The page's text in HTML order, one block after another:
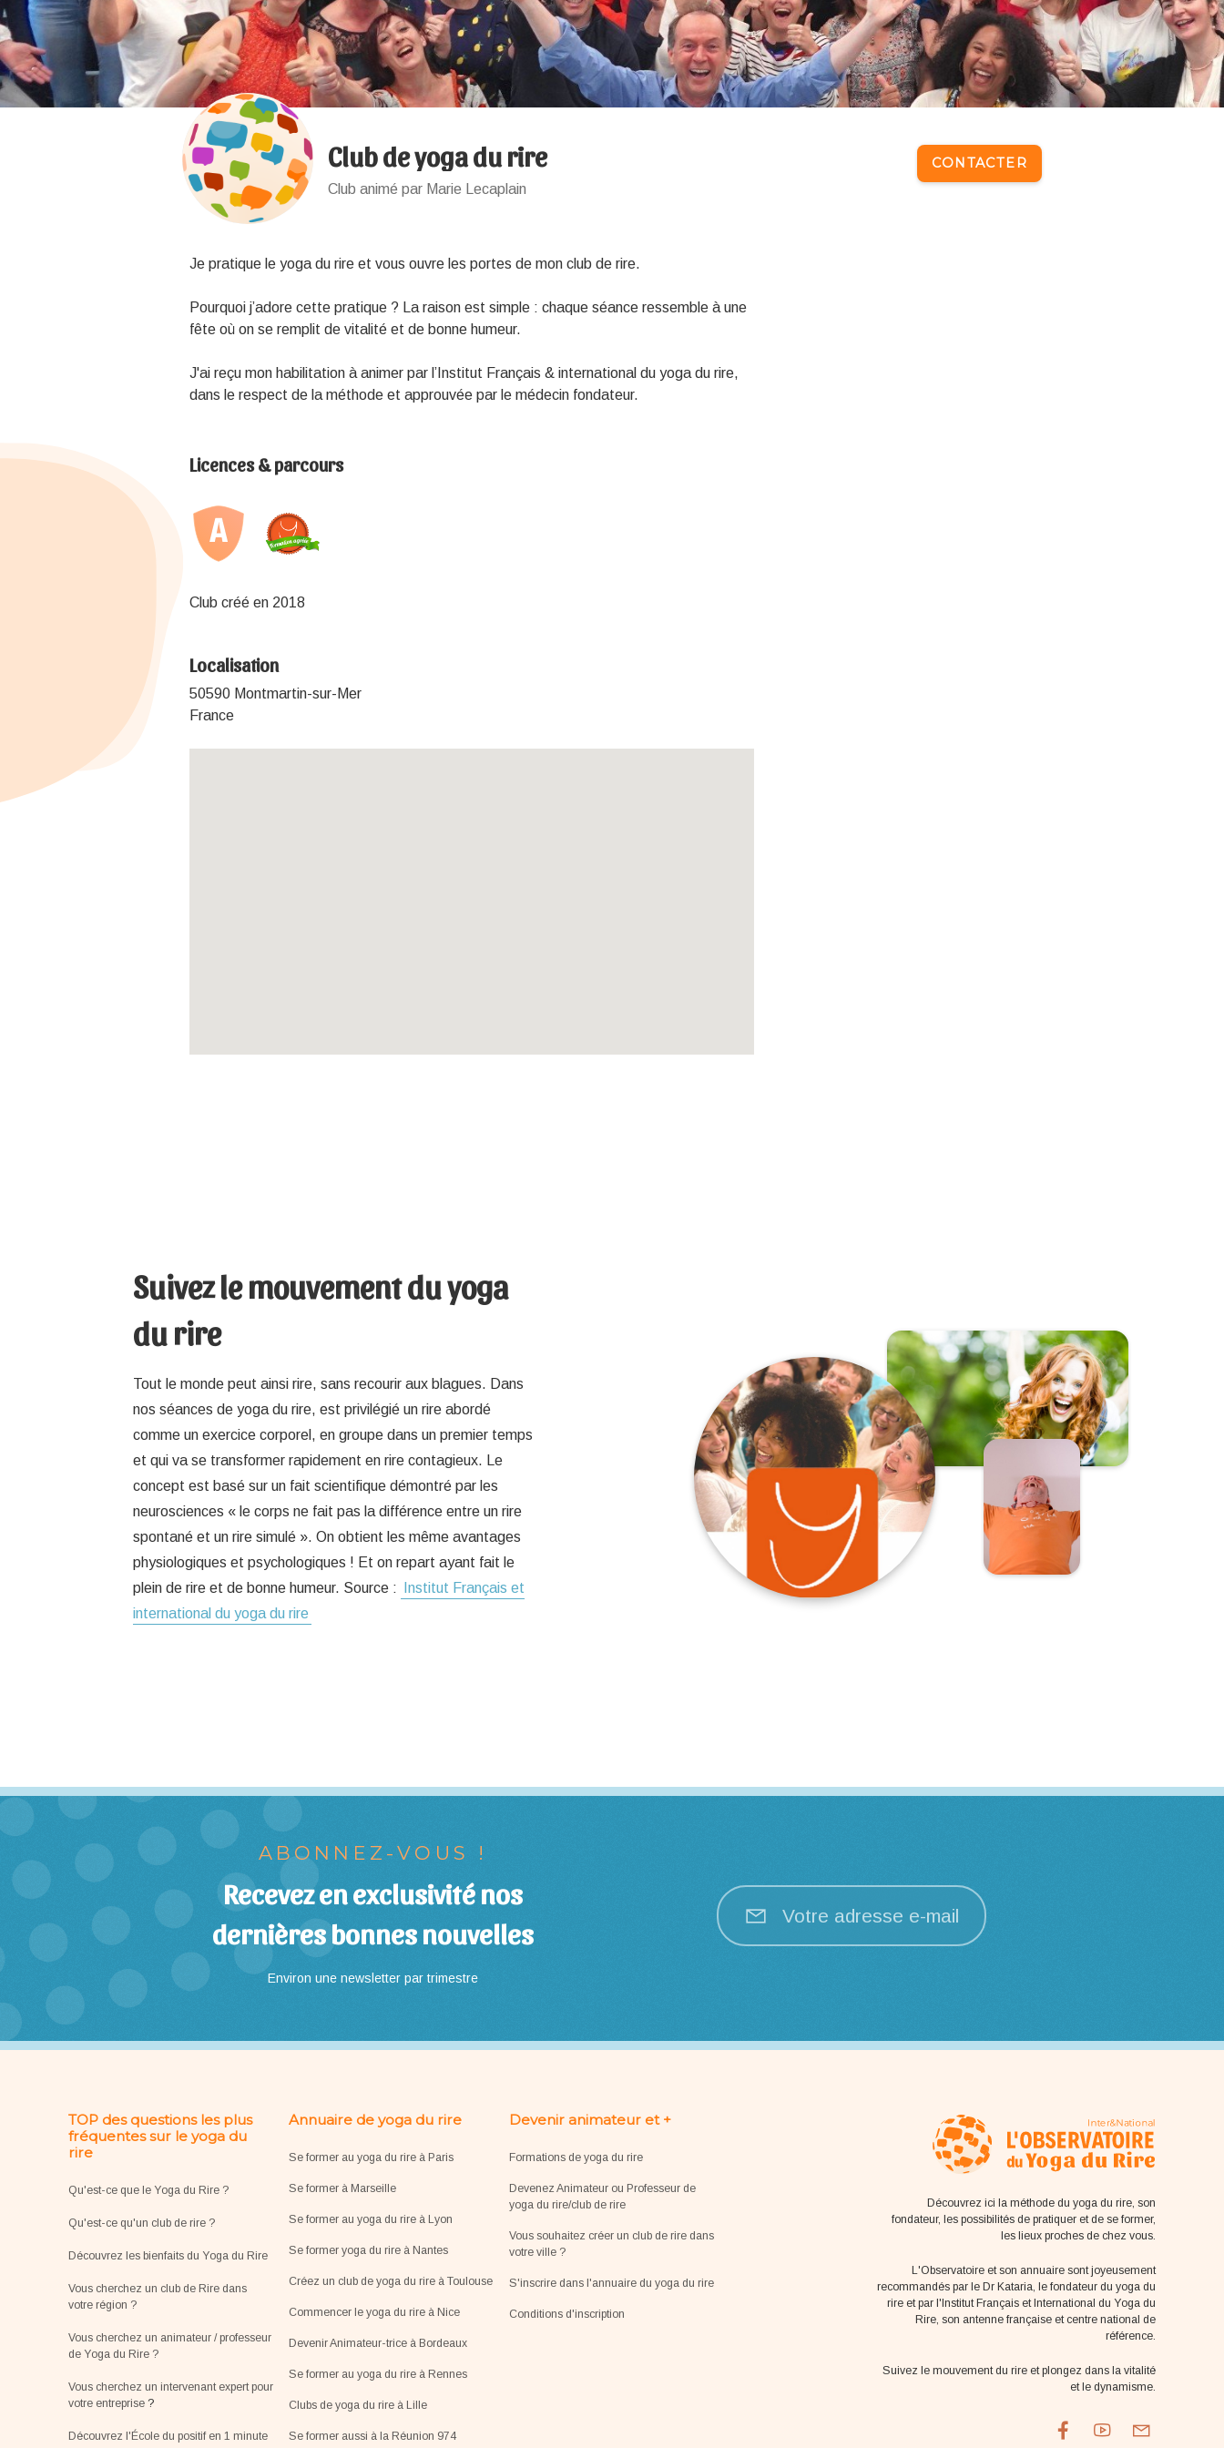
Club de yoga du rire
Club animé par Marie Lecaplain
CONTACTER
Je pratique le yoga du rire et vous ouvre les portes de mon club de rire.
Pourquoi j’adore cette pratique ? La raison est simple : chaque séance ressemble à une
fête où on se remplit de vitalité et de bonne humeur.
J'ai reçu mon habilitation à animer par l’Institut Français & international du yoga du rire,
dans le respect de la méthode et approuvée par le médecin fondateur.
Licences & parcours
Club créé en 2018
Localisation
50590 Montmartin-sur-Mer
France
Suivez le mouvement du yoga
du rire
Tout le monde peut ainsi rire, sans recourir aux blagues. Dans
nos séances de yoga du rire, est privilégié un rire abordé
comme un exercice corporel, en groupe dans un premier temps
et qui va se transformer rapidement en rire contagieux. Le
concept est basé sur un fait scientifique démontré par les
neurosciences « le corps ne fait pas la différence entre un rire
spontané et un rire simulé ». On obtient les même avantages
physiologiques et psychologiques ! Et on repart ayant fait le
plein de rire et de bonne humeur. Source :
Institut Français et
international du yoga du rire
ABONNEZ-VOUS !
Recevez en exclusivité nos
dernières bonnes nouvelles
Environ une newsletter par trimestre
Votre adresse e-mail
TOP des questions les plus
fréquentes sur le yoga du
rire
Qu'est-ce que le Yoga du Rire ?
Qu'est-ce qu'un club de rire ?
Découvrez les bienfaits du Yoga du Rire
Vous cherchez un club de Rire dans
votre région ?
Vous cherchez un animateur / professeur
de Yoga du Rire ?
Vous cherchez un intervenant expert pour
votre entreprise?
Découvrez l'École du positif en 1 minute
Annuaire de yoga du rire
Se former au yoga du rire à Paris
Se former à Marseille
Se former au yoga du rire à Lyon
Se former yoga du rire à Nantes
Créez un club de yoga du rire à Toulouse
Commencer le yoga du rire à Nice
Devenir Animateur-trice à Bordeaux
Se former au yoga du rire à Rennes
Clubs de yoga du rire à Lille
Se former aussi à la Réunion 974
Devenir animateur et +
Formations de yoga du rire
Devenez Animateur ou Professeur de
yoga du rire/club de rire
Vous souhaitez créer un club de rire dans
votre ville ?
S'inscrire dans l'annuaire du yoga du rire
Conditions d'inscription
Découvrez ici la méthode du yoga du rire, son
fondateur, les possibilités de pratiquer et de se former,
les lieux proches de chez vous.
L'Observatoire et son annuaire sont joyeusement
recommandés par le Dr Kataria, le fondateur du yoga du
rire et par l'Institut Français et International du Yoga du
Rire, son antenne française et centre national de
référence.
Suivez le mouvement du rire et plongez dans la vitalité
et le dynamisme.